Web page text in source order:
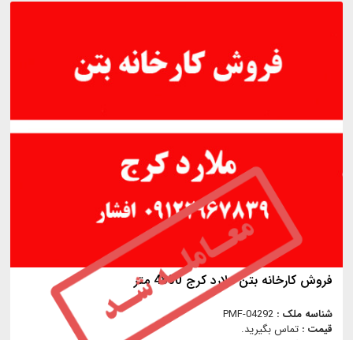
فروش کارخانه بتن ملارد کرج 4800 متر
شناسه ملک : PMF-04292
قیمت : تماس بگیرید.